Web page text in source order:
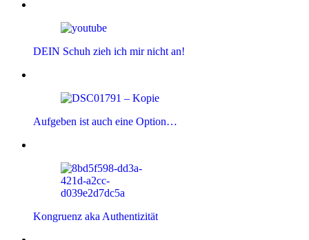
DEIN Schuh zieh ich mir nicht an!
Aufgeben ist auch eine Option…
Kongruenz aka Authentizität